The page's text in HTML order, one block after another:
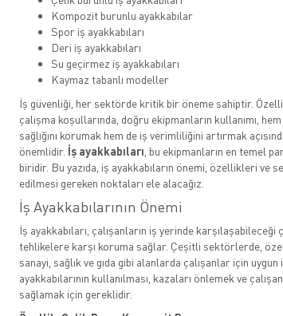
Kompozit burunlu ayakkabılar
Spor iş ayakkabıları
Deri iş ayakkabıları
Su geçirmez iş ayakkabıları
Kaymaz tabanlı modeller
İş güvenliği, her sektörde kritik bir öneme sahiptir.
çalışma koşullarında, doğru ekipmanların kullanımı, hem
sağlığını korumak hem de iş verimliliğini artırmak
önemlidir. İş ayakkabıları , bu ekipmanların en temel
biridir. Bu yazıda, iş ayakkabıların önemi, özellikleri ve
edilmesi gereken noktaları ele alacağız.
İş Ayakkabılarının Önemi
İş ayakkabıları, çalışanların iş yerinde karşılaşabileceği
tehlikelere karşı koruma sağlar. Çeşitli sektörlerde,
sanayi, sağlık ve gıda gibi alanlarda çalışanlar için uygun
ayakkabılarının kullanılması, kazaları önlemek ve
sağlamak için gereklidir.